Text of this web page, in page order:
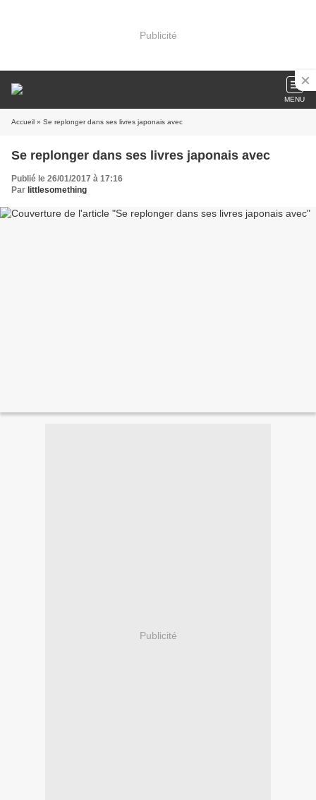
Publicité
MENU
Accueil » Se replonger dans ses livres japonais avec
Se replonger dans ses livres japonais avec
Publié le 26/01/2017 à 17:16
Par littlesomething
Publicité